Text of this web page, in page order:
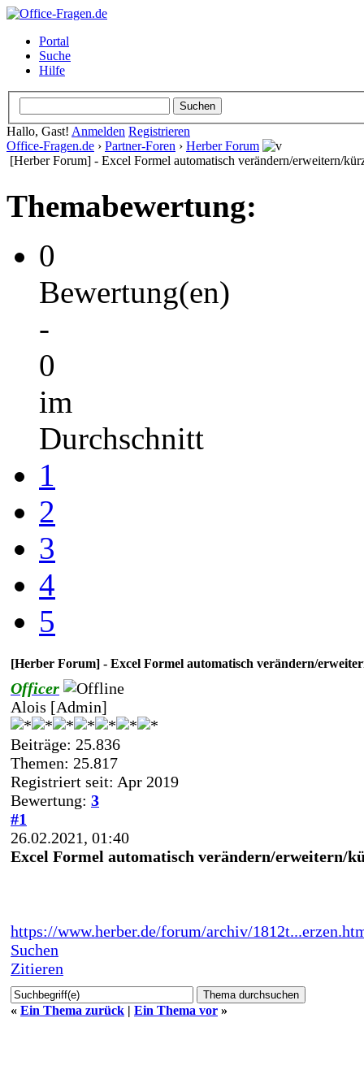
Portal
Suche
Hilfe
Hallo, Gast! Anmelden Registrieren
Office-Fragen.de › Partner-Foren › Herber Forum
[Herber Forum] - Excel Formel automatisch verändern/erweitern/
Themabewertung:
0
Bewertung(en)
-
0
im
Durchschnitt
1
2
3
4
5
[Herber Forum] - Excel Formel automatisch verändern/
Officer
Alois [Admin]
Beiträge: 25.836
Themen: 25.817
Registriert seit: Apr 2019
Bewertung: 3
#1
26.02.2021, 01:40
Excel Formel automatisch verändern/erweitern/
https://www.herber.de/forum/archiv/
Suchen
Zitieren
« Ein Thema zurück | Ein Thema vor »